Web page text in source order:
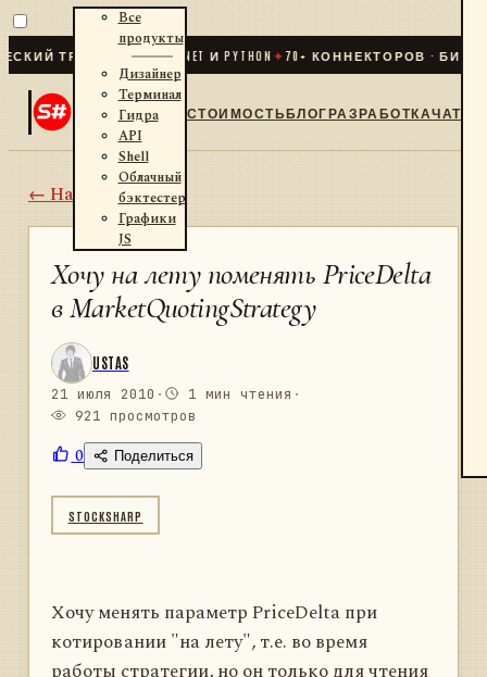
ТРЕЙДИНГ ДЛЯ .NET И PYTHON✦70 + КОННЕКТОРОВ · БИРЖИ ·
Все
продукты
Дизайнер
Терминал
Гидра
API
Shell
Облачный
бэктестер
Графики
JS
СТОИМОСТЬБЛОГРАЗРАБОТКАЧАТ
← Назад
Хочу на лету поменять PriceDelta
в MarketQuotingStrategy
USTAS
21 июля 2010 · 1 мин чтения ·
921 просмотров
0 Поделиться
STOCKSHARP
Хочу менять параметр PriceDelta при
котировании "на лету", т.е. во время